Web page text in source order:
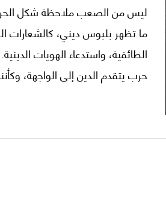
ليس من الصعب ملاحظة شكل
ما تظهر بلبوس ديني، كالشعارات
الطائفية، واستدعاء الهويات
حرب يتقدم الدين إلى الواجهة،
الحروب التي تخاض بلغة الدين لا